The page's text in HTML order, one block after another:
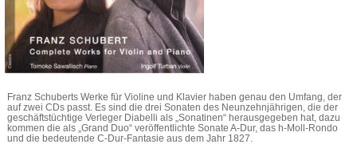
Franz Schuberts Werke für Violine und Klavier haben genau den Umfang, der
auf zwei CDs passt. Es sind die drei Sonaten des Neunzehnjährigen, die der
geschäftstüchtige Verleger Diabelli als „Sonatinen“ herausgegeben hat, dazu
kommen die als „Grand Duo“ veröffentlichte Sonate A-Dur, das h-Moll-Rondo
und die bedeutende C-Dur-Fantasie aus dem Jahr 1827.